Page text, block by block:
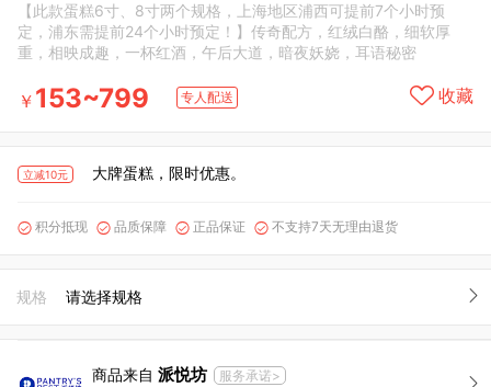
【此款蛋糕6寸、8寸两个规格，上海地区浦西可提前7个小时预
定，浦东需提前24个小时预定！】传奇配方，红绒白酪，细软厚
重，相映成趣，一杯红酒，午后大道，暗夜妖娆，耳语秘密
￥ 153~799 专人配送 收藏
立减10元 大牌蛋糕，限时优惠。
 积分抵现  品质保障  正品保证  不支持7天无理由退货
规格 请选择规格
商品来自 派悦坊
服务承诺>